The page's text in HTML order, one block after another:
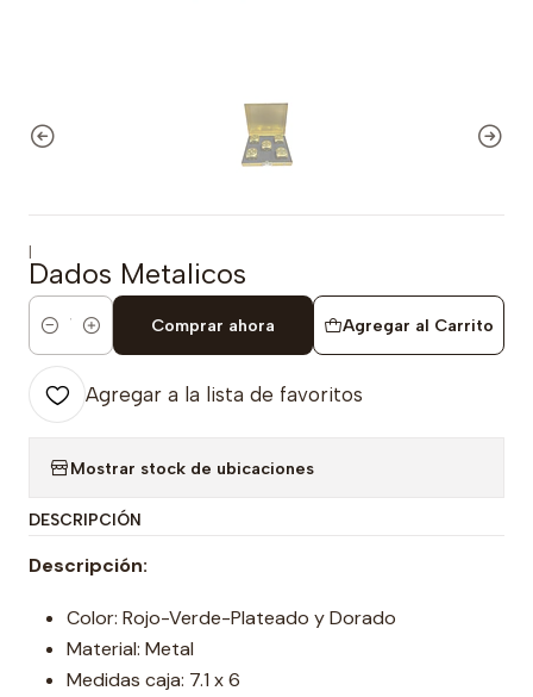
|
Dados Metalicos
Cantidad
Agregar al Carrito
Comprar ahora
Agregar a la lista de favoritos
Mostrar stock de ubicaciones
DESCRIPCIÓN
Descripción:
Color: Rojo-Verde-Plateado y Dorado
Material: Metal
Medidas caja: 7.1 x 6